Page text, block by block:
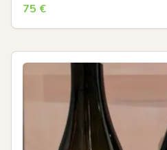
75 €